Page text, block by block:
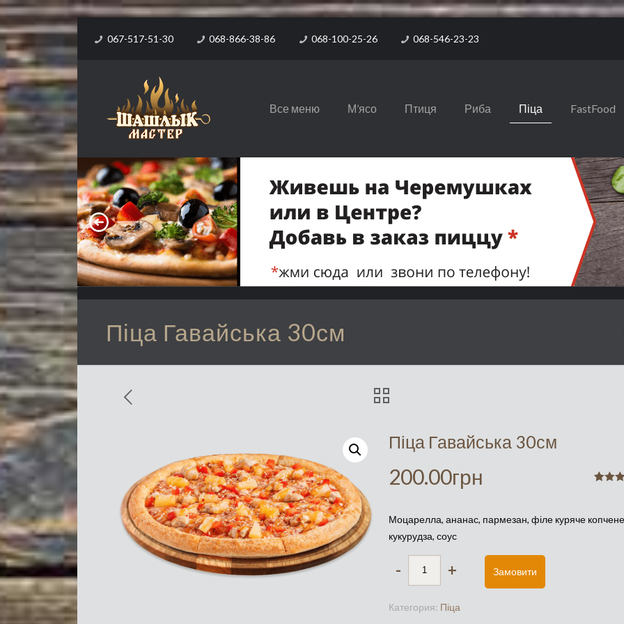
067-517-51-30 068-866-38-86 068-100-25-26 068-546-23-23
Все меню М’ясо Птиця Риба Піца FastFood
Піца Гавайська 30см
Піца Гавайська 30см
опроса
200.00грн
Моцарелла, ананас, пармезан, філе куряче
кукурудза, соус
- + Замовити
Категория: Піца